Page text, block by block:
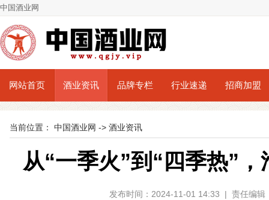
中国酒业网
网站首页 酒业资讯 品牌专栏 行业速递 招商加盟
当前位置： 中国酒业网 -> 酒业资讯
从“一季火”到“四季热”
发布时间：2024-11-01 14:33 | 责任编